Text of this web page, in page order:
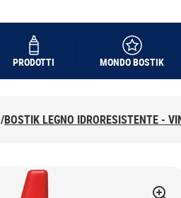
PRODOTTI MONDO BOSTIK
/BOSTIK LEGNO IDRORESISTENTE -